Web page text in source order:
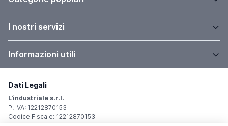
I nostri servizi
Informazioni utili
Dati Legali
L'industriale s.r.l.
P. IVA: 12212870153
Codice Fiscale: 12212870153